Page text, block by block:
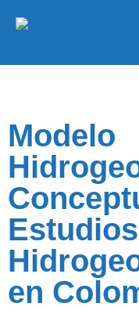
Modelo
Estudios
en